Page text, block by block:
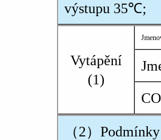
výstupu 35℃;
Vytápění
(1)
（2）